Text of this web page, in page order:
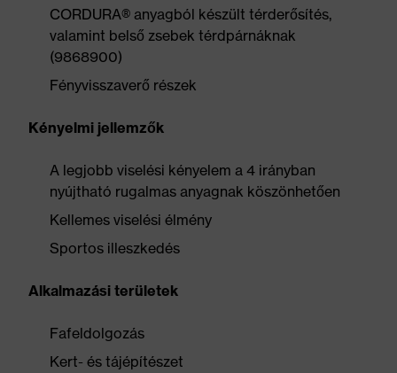
CORDURA® anyagból készült térderősítés,
valamint belső zsebek térdpárnáknak
(9868900)
Fényvisszaverő részek
Kényelmi jellemzők
A legjobb viselési kényelem a 4 irányban
nyújtható rugalmas anyagnak köszönhetően
Kellemes viselési élmény
Sportos illeszkedés
Alkalmazási területek
Fafeldolgozás
Kert- és tájépítészet